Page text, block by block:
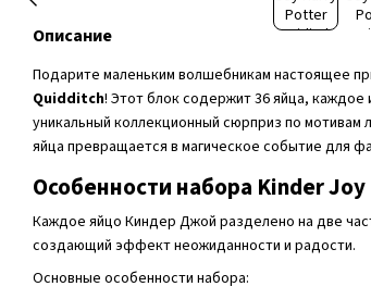
Описание
Подарите маленьким волшебникам настоящее
Quidditch! Этот блок содержит 36 яйца,
уникальный коллекционный сюрприз по
яйца превращается в магическое событие для
Особенности набора Kinder
Каждое яйцо Киндер Джой разделено на две
создающий эффект неожиданности и радости.
Основные особенности набора: